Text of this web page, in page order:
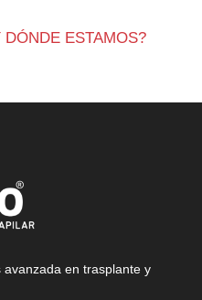
ESTAMOS?
en trasplante y